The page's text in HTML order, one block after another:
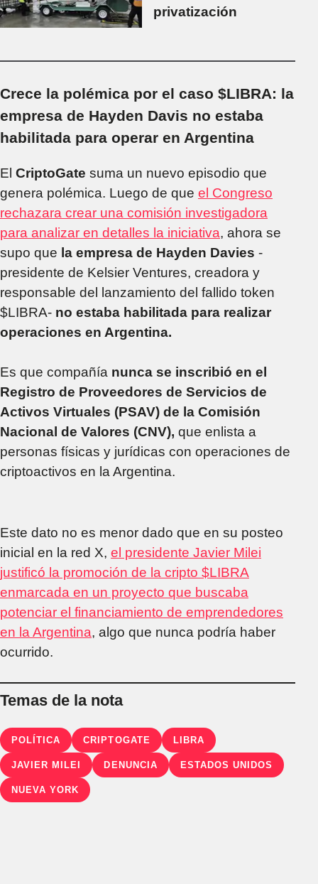
privatización
Crece la polémica por el caso $LIBRA: la
empresa de Hayden Davis no estaba
habilitada para operar en Argentina
El CriptoGate suma un nuevo episodio que
genera polémica. Luego de que el Congreso
rechazara crear una comisión investigadora
para analizar en detalles la iniciativa, ahora se
supo que la empresa de Hayden Davies -
presidente de Kelsier Ventures, creadora y
responsable del lanzamiento del fallido token
$LIBRA- no estaba habilitada para realizar
operaciones en Argentina.
Es que compañía nunca se inscribió en el
Registro de Proveedores de Servicios de
Activos Virtuales (PSAV) de la Comisión
Nacional de Valores (CNV), que enlista a
personas físicas y jurídicas con operaciones de
criptoactivos en la Argentina.
Este dato no es menor dado que en su posteo
inicial en la red X, el presidente Javier Milei
justificó la promoción de la cripto $LIBRA
enmarcada en un proyecto que buscaba
potenciar el financiamiento de emprendedores
en la Argentina, algo que nunca podría haber
ocurrido.
Temas de la nota
POLÍTICA CRIPTOGATE LIBRA
JAVIER MILEI DENUNCIA ESTADOS UNIDOS
NUEVA YORK